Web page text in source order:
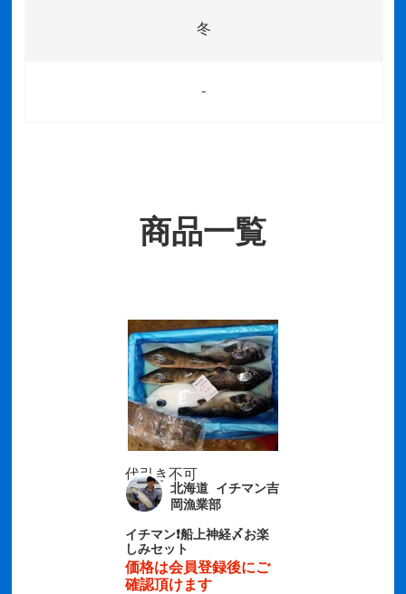
冬
-
商品一覧
代引き不可
北海道 イチマン吉
岡漁業部
イチマン❗船上神経〆お楽
しみセット
価格は会員登録後にご
確認頂けます